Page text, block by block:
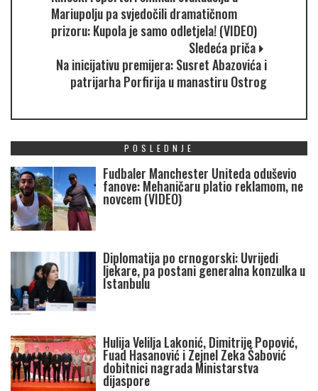
Mariupolju pa svjedočili dramatičnom
prizoru: Kupola je samo odletjela! (VIDEO)
Sledeća priča
Na inicijativu premijera: Susret Abazovića i
patrijarha Porfirija u manastiru Ostrog
POSLEDNJE
Fudbaler Manchester Uniteda oduševio
fanove: Mehaničaru platio reklamom, ne
novcem (VIDEO)
Diplomatija po crnogorski: Uvrijedi
ljekare, pa postani generalna konzulka u
Istanbulu
Hulija Velilja Lakonić, Dimitrije Popović,
Fuad Hasanović i Zejnel Zeka Šabović
dobitnici nagrada Ministarstva
dijaspore